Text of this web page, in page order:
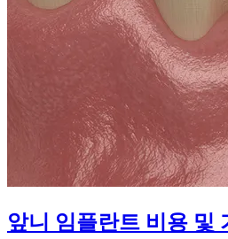
앞니 임플란트 비용 및